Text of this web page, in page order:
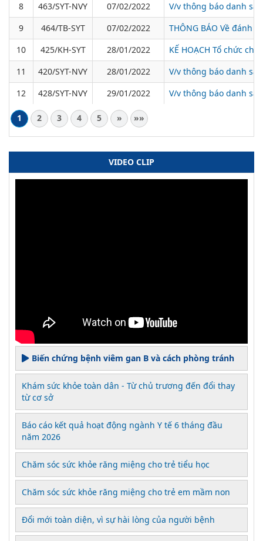
8 463/SYT-NVY 07/02/2022
V/v thông báo danh
9
464/TB-SYT 07/02/2022
THÔNG BÁO Về đánh
10
425/KH-SYT 28/01/2022
KẾ HOẠCH Tổ chức
11
420/SYT-NVY 28/01/2022
V/v thông báo danh
12
428/SYT-NVY 29/01/2022 V/v thông báo danh
1 2 3 4 5 » »»
VIDEO CLIP
Biến chứng bệnh viêm gan B và cách phòng tránh
Khám sức khỏe toàn dân - Từ chủ trương đến đổi thay
từ cơ sở
Báo cáo kết quả hoạt động ngành Y tế 6 tháng đầu
năm 2026
Chăm sóc sức khỏe răng miệng cho trẻ tiểu học
Chăm sóc sức khỏe răng miệng cho trẻ em mầm non
Đổi mới toàn diện, vì sự hài lòng của người bệnh